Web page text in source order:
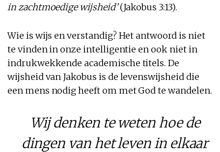
in zachtmoedige wijsheid’(Jakobus 3:13).
Wie is wijs en verstandig? Het antwoord is niet
te vinden in onze intelligentie en ook niet in
indrukwekkende academische titels. De
wijsheid van Jakobus is de levenswijsheid die
een mens nodig heeft om met God te wandelen.
Wij denken te weten hoe de
dingen van het leven in elkaar